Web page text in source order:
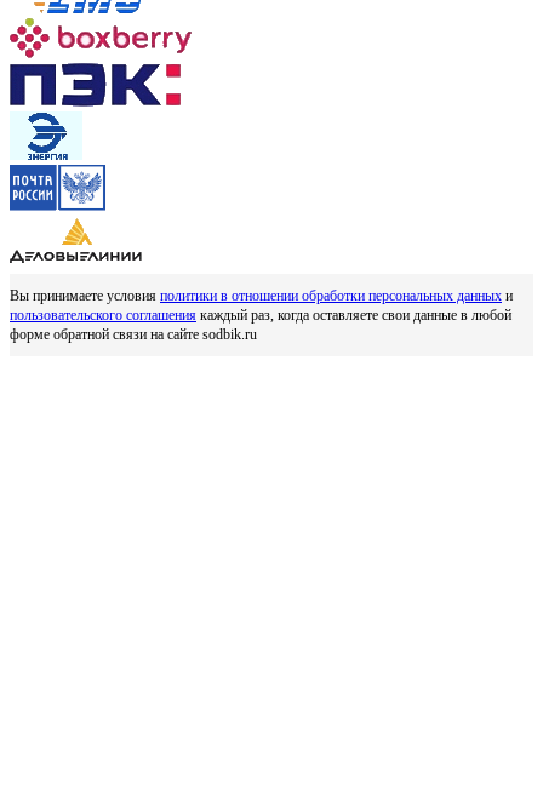
Вы принимаете условия политики в отношении обработки персональных данных и
пользовательского соглашения каждый раз, когда оставляете свои данные в любой
форме обратной связи на сайте sodbik.ru